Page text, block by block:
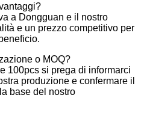
a Dongguan e il nostro
e un prezzo competitivo per
o MOQ?
100pcs si prega di informarci
produzione e confermare il
base del nostro